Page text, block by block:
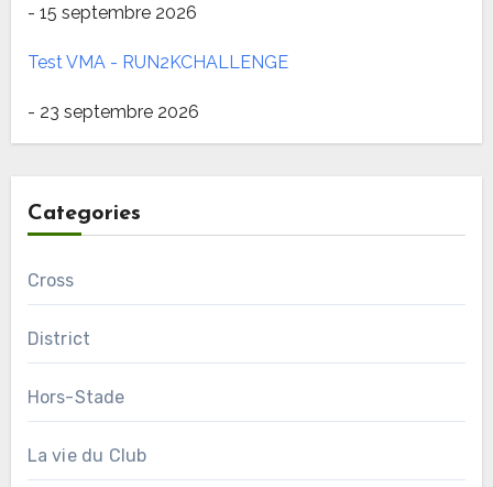
- 15 septembre 2026
Test VMA - RUN2KCHALLENGE
- 23 septembre 2026
Categories
Cross
District
Hors-Stade
La vie du Club